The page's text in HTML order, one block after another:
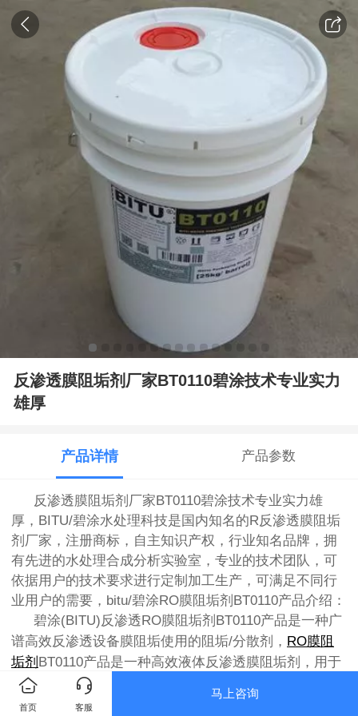
反渗透膜阻垢剂厂家BT0110碧涂技术专业实力
雄厚
产品详情 产品参数
反渗透膜阻垢剂厂家BT0110碧涂技术专业实力雄
厚 ，BITU/碧涂水处理科技是国内知名的R反渗透膜阻垢
剂厂家，注册商标，自主知识产权，行业知名品牌，拥
有先进的水处理合成分析实验室，专业的技术团队，可
依据用户的技术要求进行定制加工生产，可满足不同行
业用户的需要，bitu/碧涂RO膜阻垢剂BT0110产品介绍：
碧涂(BITU)反渗透RO膜阻垢剂BT0110产品是一种广
谱高效反渗透设备膜阻垢使用的阻垢/分散剂， RO膜阻
垢剂 BT0110产品是一种高效液体反渗透膜阻垢剂，用于
控制膜分离系统中的结垢沉积物，有效控制碳酸钙、硅
酸钙和硫酸钙垢，其阻垢效能高且不与残留有机凝聚剂
首页 客服
马上咨询